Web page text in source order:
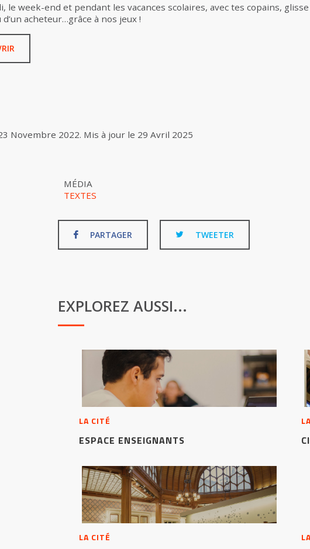
le week-end et pendant les vacances scolaires, avec tes copains, glisse
acheteur…grâce à nos jeux !
Novembre 2022. Mis à jour le 29 Avril 2025
MÉDIA
TEXTES
PARTAGER TWEETER
EXPLOREZ AUSSI...
LA CITÉ
ESPACE ENSEIGNANTS
LA CITÉ